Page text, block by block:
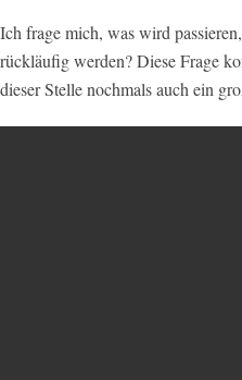
Ich frage mich, was wird
rückläufig werden? Diese Frage
dieser Stelle nochmals auch ein